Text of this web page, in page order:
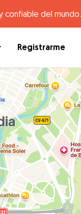
confiable del mundo.
Registrarme